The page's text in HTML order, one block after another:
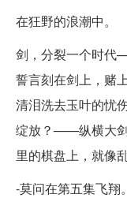
在狂野的浪潮中。
剑，分裂一个时代
誓言刻在剑上，赌
清泪洗去玉叶的忧
绽放？——纵横大
里的棋盘上，就像
-莫问在第五集飞翔